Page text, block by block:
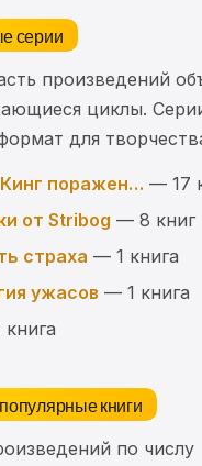
серии
произведений
циклы.
для
поражен… — 17
от Stribog — 8 книг
страха — 1 книга
ужасов — 1 книга
книги
по числу